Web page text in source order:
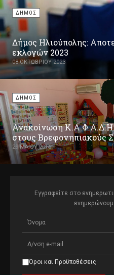
ΔΗΜΟΣ
Δήμος Ηλιούπολης:
εκλογών 2023
08 ΟΚΤΩΒΡΊΟΥ 2023
ΔΗΜΟΣ
Ανακοίνωση
στους Βρεφονηπιακούς
29 ΜΑΪ́ΟΥ 2016
Εγγραφείτε στο
Όροι και Προϋποθέσεις